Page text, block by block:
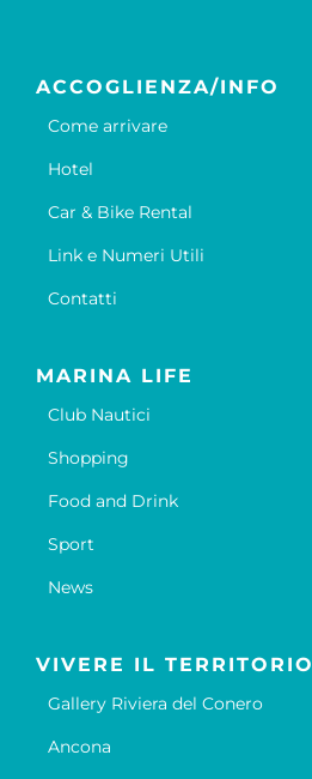
ACCOGLIENZA/INFO
Come arrivare
Hotel
Car & Bike Rental
Link e Numeri Utili
Contatti
MARINA LIFE
Club Nautici
Shopping
Food and Drink
Sport
News
VIVERE IL TERRITORIO
Gallery Riviera del Conero
Ancona